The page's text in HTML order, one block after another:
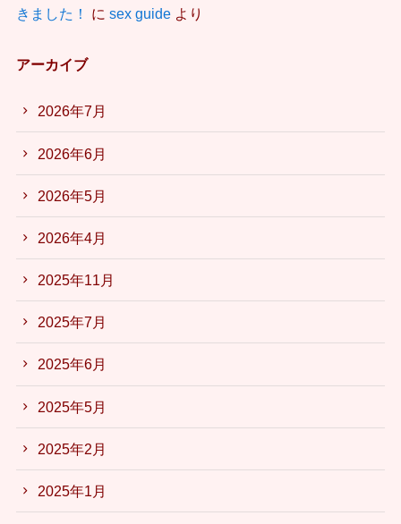
きました！
に sex guideより
アーカイブ
2026年7月
2026年6月
2026年5月
2026年4月
2025年11月
2025年7月
2025年6月
2025年5月
2025年2月
2025年1月